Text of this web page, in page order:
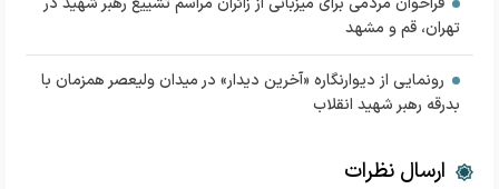
تهران، قم و مشهد
رونمایی از دیوارنگاره «آخرین دیدار» در میدان ولیعصر همزمان با
بدرقه رهبر شهید انقلاب
ارسال نظرات